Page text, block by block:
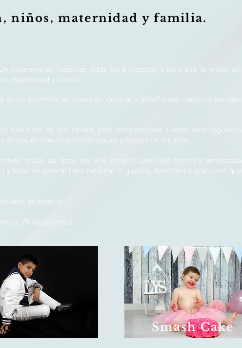
niños, maternidad y familia.
momento en nuestras vidas para recordar, y para ello, lo mejor sin
maternidad y familia.
único momento en nuestras vidas que enseñamos nuestras barrigas
new born, no son fáciles, pero son preciosas. Captar esos segundos
únicos en nuestros bebés que es precioso recordarlos.
están las fotos del año (smash cake), las fotos de temporada
y fotos en general para recordar lo guapos, divertidos o graciosos que
en exterior...
¡Te esperamos!
Smash Cake